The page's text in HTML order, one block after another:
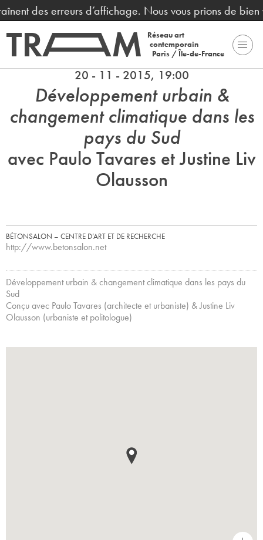
des erreurs d’affichage. Nous vous prions de
Réseau art
contemporain
Paris / Île-de-France
20 - 11 - 2015, 19:00
Développement urbain &
changement climatique dans les
pays du Sud
avec Paulo Tavares et Justine Liv
Olausson
BÉTONSALON – CENTRE D’ART ET DE RECHERCHE
http://www.betonsalon.net
Développement urbain & changement climatique dans les pays du
Sud
Conçu avec Paulo Tavares (architecte et urbaniste) & Justine Liv
Olausson (urbaniste et politologue)